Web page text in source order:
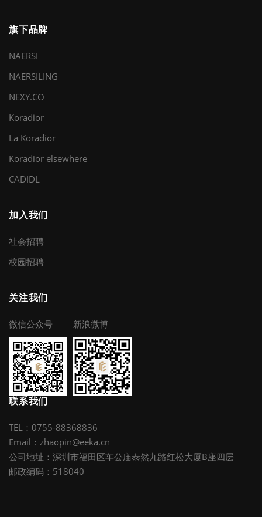
旗下品牌
NAERSI
NAERSILING
NEXY.CO
Koradior
La Koradior
Koradior elsewhere
CADIDL
加入我们
社会招聘
校园招聘
关注我们
微信公众号 新浪微博
联系我们
TEL：0755-88368836
Email：zhaopin@eeka.cn
公司地址：深圳市福田区车公庙泰然九路红松大厦B座四层
邮政编码：518040